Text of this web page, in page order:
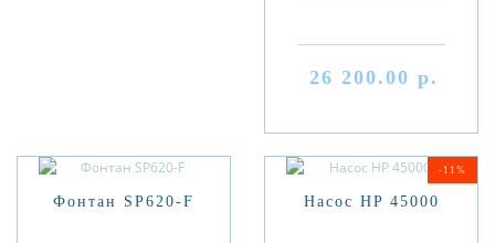
26 200.00 р.
Фонтан SP620-F
-11%
Насос HP 45000